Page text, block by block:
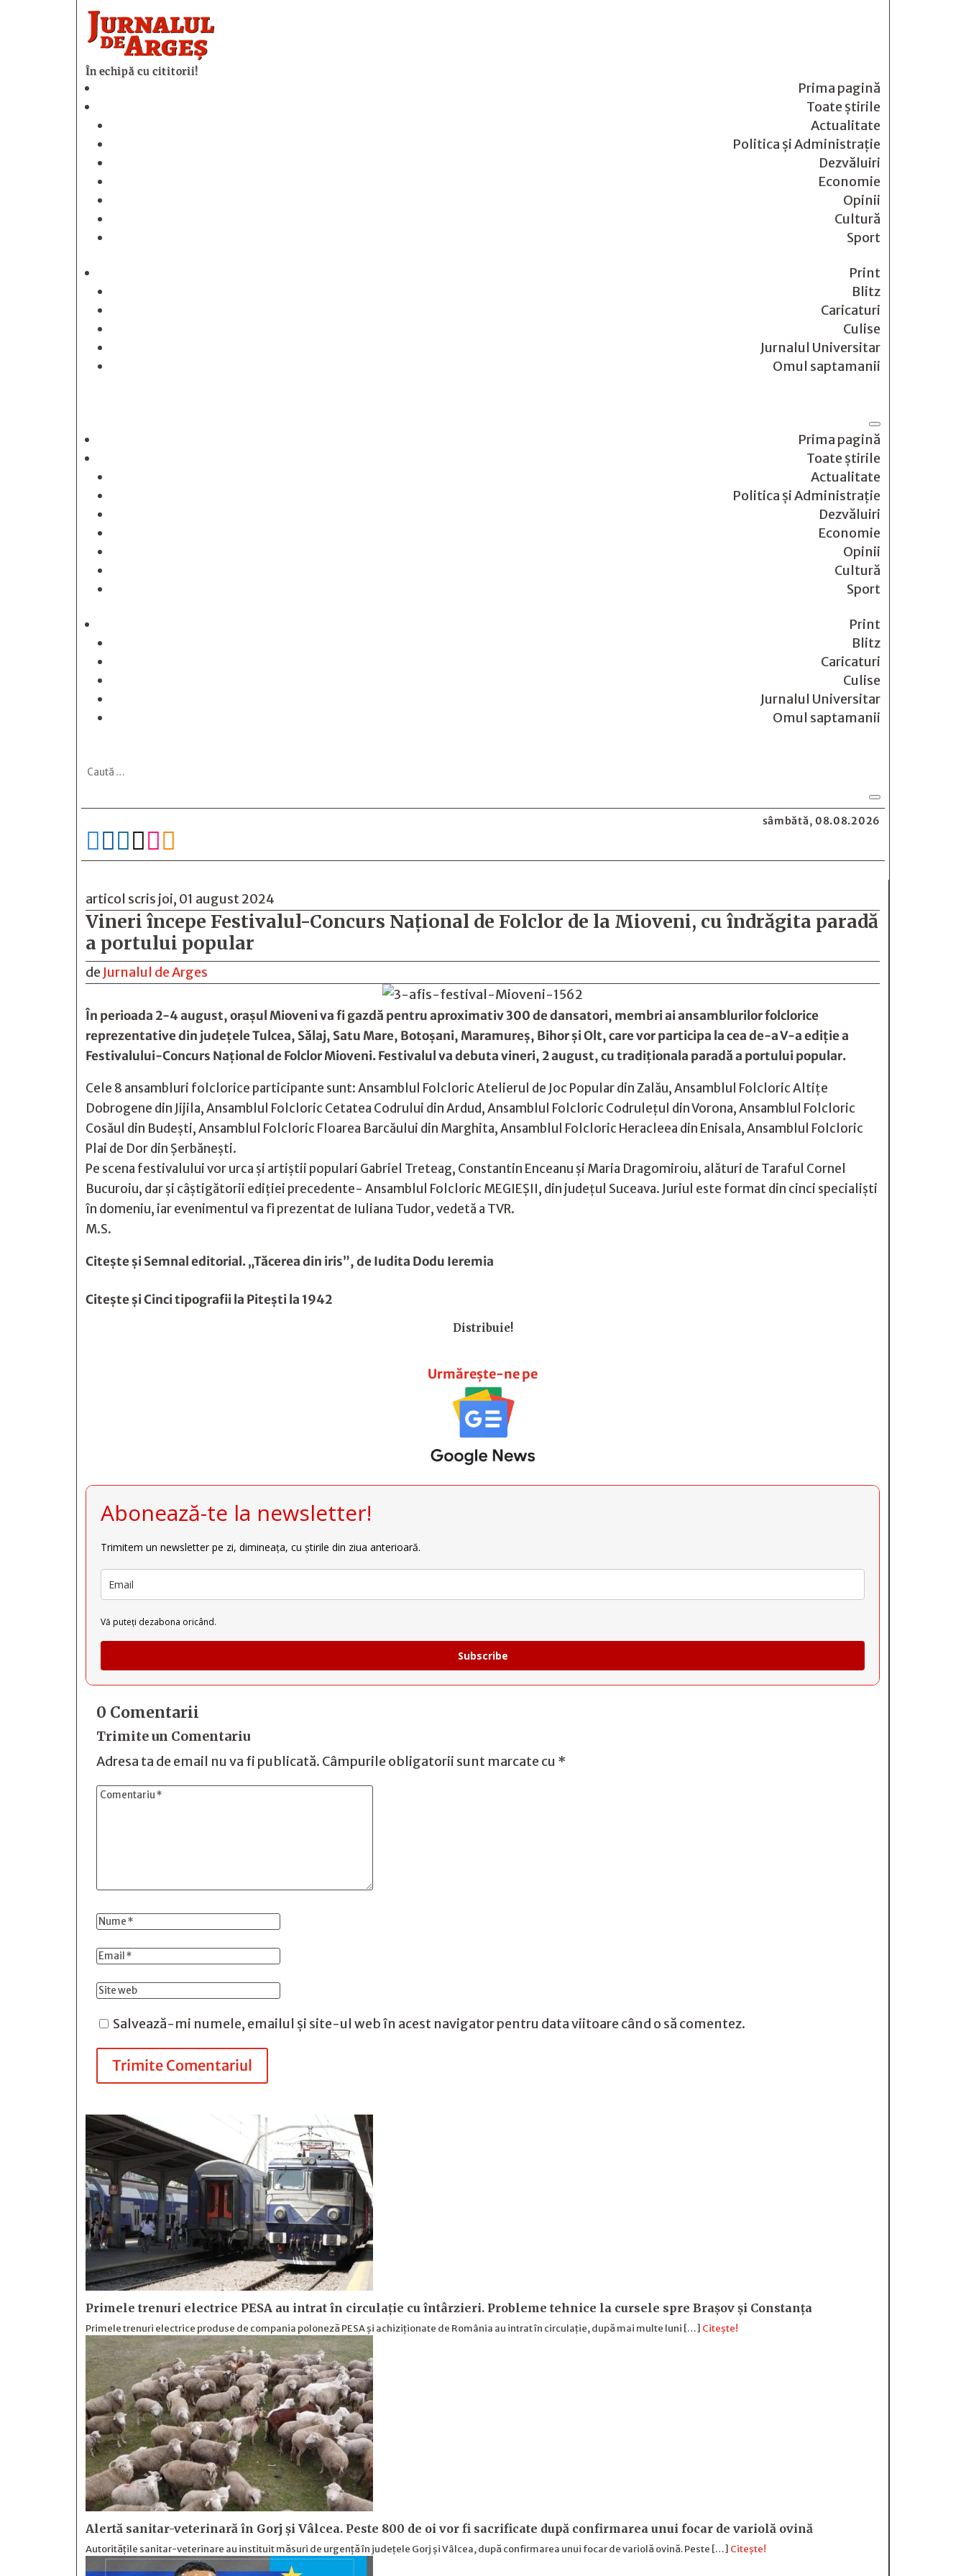
În echipă cu cititorii!
Prima pagină
Toate știrile
Actualitate
Politica și Administrație
Dezvăluiri
Economie
Opinii
Cultură
Sport
Print
Blitz
Caricaturi
Culise
Jurnalul Universitar
Omul saptamanii
Prima pagină
Toate știrile
Actualitate
Politica și Administrație
Dezvăluiri
Economie
Opinii
Cultură
Sport
Print
Blitz
Caricaturi
Culise
Jurnalul Universitar
Omul saptamanii
sâmbătă, 08.08.2026

articol scris joi, 01 august 2024
Vineri începe Festivalul-Concurs Naţional de Folclor de la Mioveni, cu îndrăgita paradă
a portului popular
de Jurnalul de Arges
În perioada 2-4 august, orașul Mioveni va fi gazdă pentru aproximativ 300 de dansatori, membri ai ansamblurilor folclorice
reprezentative din județele Tulcea, Sălaj, Satu Mare, Botoșani, Maramureș, Bihor și Olt, care vor participa la cea de-a V-a ediție a
Festivalului-Concurs Național de Folclor Mioveni. Festivalul va debuta vineri, 2 august, cu tradiționala paradă a portului popular.
Cele 8 ansambluri folclorice participante sunt: Ansamblul Folcloric Atelierul de Joc Popular din Zalău, Ansamblul Folcloric Altițe
Dobrogene din Jijila, Ansamblul Folcloric Cetatea Codrului din Ardud, Ansamblul Folcloric Codrulețul din Vorona, Ansamblul Folcloric
Cosăul din Budești, Ansamblul Folcloric Floarea Barcăului din Marghita, Ansamblul Folcloric Heracleea din Enisala, Ansamblul Folcloric
Plai de Dor din Șerbănești.
Pe scena festivalului vor urca și artiștii populari Gabriel Treteag, Constantin Enceanu și Maria Dragomiroiu, alături de Taraful Cornel
Bucuroiu, dar și câștigătorii ediției precedente- Ansamblul Folcloric MEGIEȘII, din județul Suceava. Juriul este format din cinci specialiști
în domeniu, iar evenimentul va fi prezentat de Iuliana Tudor, vedetă a TVR.
M.S.
Citește șiSemnal editorial. „Tăcerea din iris”, de Iudita Dodu Ieremia
Citește șiCinci tipografii la Piteşti la 1942
Distribuie!
Urmărește-ne pe
Abonează-te la newsletter!
Trimitem un newsletter pe zi, dimineața, cu știrile din ziua anterioară.
Vă puteți dezabona oricând.
Subscribe
0 Comentarii
Trimite un Comentariu
Adresa ta de email nu va fi publicată. Câmpurile obligatorii sunt marcate cu *
Salvează-mi numele, emailul și site-ul web în acest navigator pentru data viitoare când o să comentez.
Trimite Comentariul
Primele trenuri electrice PESA au intrat în circulație cu întârzieri. Probleme tehnice la cursele spre Brașov și Constanța
Primele trenuri electrice produse de compania poloneză PESA și achiziționate de România au intrat în circulație, după mai multe luni […] Citește!
Alertă sanitar-veterinară în Gorj și Vâlcea. Peste 800 de oi vor fi sacrificate după confirmarea unui focar de variolă ovină
Autoritățile sanitar-veterinare au instituit măsuri de urgență în județele Gorj și Vâlcea, după confirmarea unui focar de variolă ovină. Peste […] Citește!